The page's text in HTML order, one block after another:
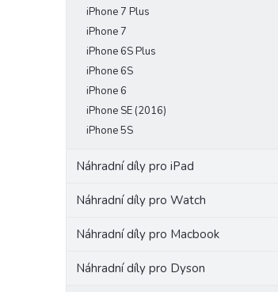
iPhone 7 Plus
iPhone 7
iPhone 6S Plus
iPhone 6S
iPhone 6
iPhone SE (2016)
iPhone 5S
Náhradní díly pro iPad
Náhradní díly pro Watch
Náhradní díly pro Macbook
Náhradní díly pro Dyson